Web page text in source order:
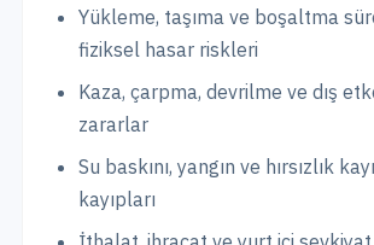
Yükleme, taşıma ve boşaltma
fiziksel hasar riskleri
Kaza, çarpma, devrilme ve dış
zararlar
Su baskını, yangın ve hırsızlık
kayıpları